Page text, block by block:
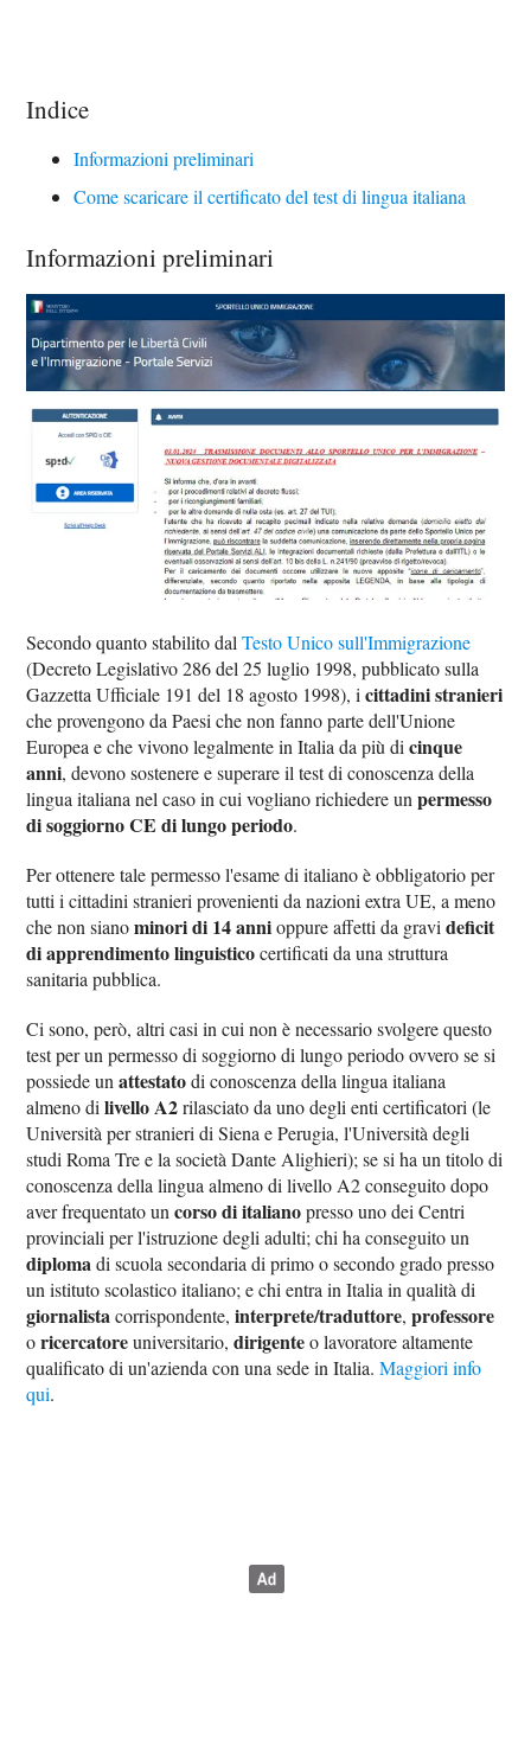
Indice
Informazioni preliminari
Come scaricare il certificato del test di lingua italiana
Informazioni preliminari
Secondo quanto stabilito dalTesto Unico sull'Immigrazione
(Decreto Legislativo 286 del 25 luglio 1998, pubblicato sulla
Gazzetta Ufficiale 191 del 18 agosto 1998), icittadini stranieri
che provengono da Paesi che non fanno parte dell'Unione
Europea e che vivono legalmente in Italia da più dicinque
anni, devono sostenere e superare il test di conoscenza della
lingua italiana nel caso in cui vogliano richiedere unpermesso
di soggiorno CE di lungo periodo.
Per ottenere tale permesso l'esame di italiano è obbligatorio per
tutti i cittadini stranieri provenienti da nazioni extra UE, a meno
che non sianominori di 14 annioppure affetti da gravideficit
di apprendimento linguisticocertificati da una struttura
sanitaria pubblica.
Ci sono, però, altri casi in cui non è necessario svolgere questo
test per un permesso di soggiorno di lungo periodo ovvero se si
possiede unattestatodi conoscenza della lingua italiana
almeno dilivello A2rilasciato da uno degli enti certificatori (le
Università per stranieri di Siena e Perugia, l'Università degli
studi Roma Tre e la società Dante Alighieri); se si ha un titolo di
conoscenza della lingua almeno di livello A2 conseguito dopo
aver frequentato uncorso di italianopresso uno dei Centri
provinciali per l'istruzione degli adulti; chi ha conseguito un
diplomadi scuola secondaria di primo o secondo grado presso
un istituto scolastico italiano; e chi entra in Italia in qualità di
giornalistacorrispondente,interprete/traduttore,professore
oricercatoreuniversitario,dirigenteo lavoratore altamente
qualificato di un'azienda con una sede in Italia.Maggiori info
qui.